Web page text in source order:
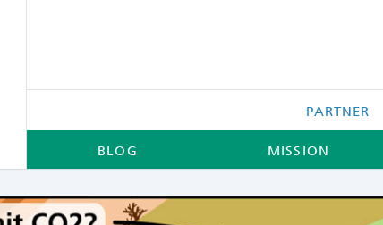
PARTNER
BLOG MISSION